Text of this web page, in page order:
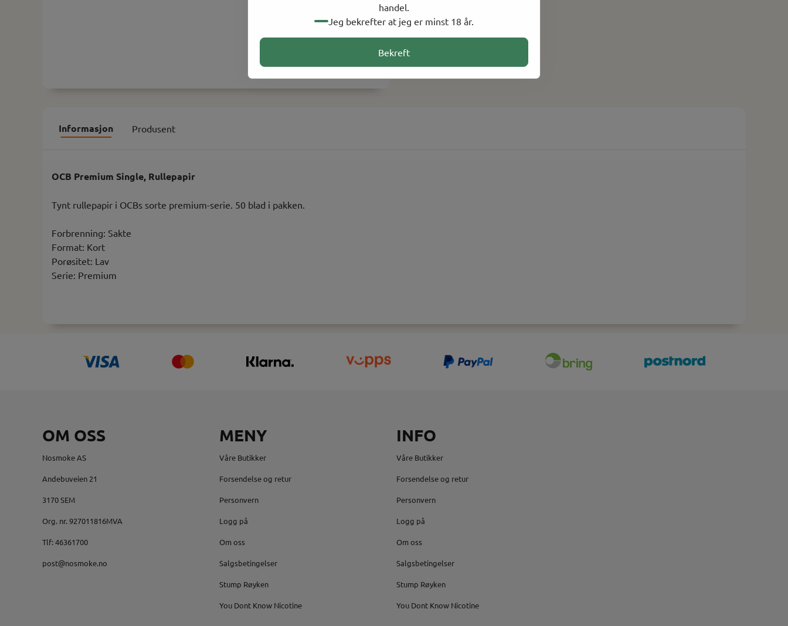
handel.
Jeg bekrefter at jeg er minst 18 år.
Bekreft
Rask levering
Informasjon Produsent
OCB Premium Single, Rullepapir
Tynt rullepapir i OCBs sorte premium-serie. 50 blad i pakken.
Forbrenning: Sakte
Format: Kort
Porøsitet: Lav
Serie: Premium
OM OSS
Nosmoke AS
Andebuveien 21
3170 SEM
Org. nr. 927011816MVA
Tlf:46361700
post@nosmoke.no
MENY
Våre Butikker
Forsendelse og retur
Personvern
Logg på
Om oss
Salgsbetingelser
Stump Røyken
You Dont Know Nicotine
INFO
Våre Butikker
Forsendelse og retur
Personvern
Logg på
Om oss
Salgsbetingelser
Stump Røyken
You Dont Know Nicotine